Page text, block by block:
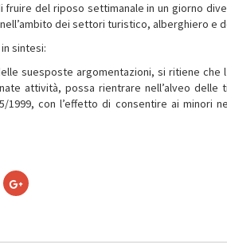
fruire del riposo settimanale in un giorno
dei settori turistico, alberghiero e
sintesi:
suesposte argomentazioni, si ritiene che
attività, possa rientrare nell’alveo
1999, con l’effetto di consentire ai
Fai
clic